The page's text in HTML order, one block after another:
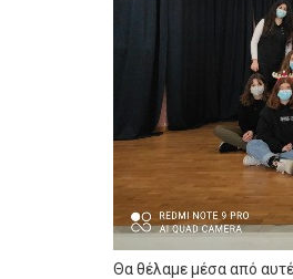
Θα θέλαμε μέσα από